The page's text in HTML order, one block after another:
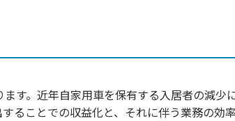
す。近年自家用車を保有する入居者の減少
ことでの収益化と、それに伴う業務の効